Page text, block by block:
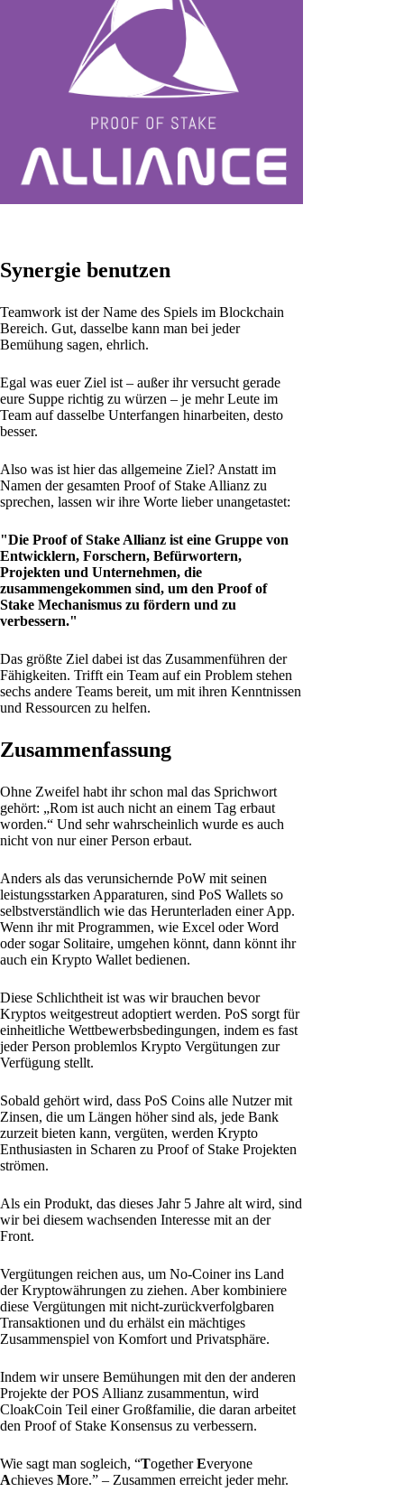
Synergie benutzen
Teamwork ist der Name des Spiels im Blockchain
Bereich. Gut, dasselbe kann man bei jeder
Bemühung sagen, ehrlich.
Egal was euer Ziel ist – außer ihr versucht gerade
eure Suppe richtig zu würzen – je mehr Leute im
Team auf dasselbe Unterfangen hinarbeiten, desto
besser.
Also was ist hier das allgemeine Ziel? Anstatt im
Namen der gesamten Proof of Stake Allianz zu
sprechen, lassen wir ihre Worte lieber unangetastet:
"Die Proof of Stake Allianz ist eine Gruppe von
Entwicklern, Forschern, Befürwortern,
Projekten und Unternehmen, die
zusammengekommen sind, um den Proof of
Stake Mechanismus zu fördern und zu
verbessern."
Das größte Ziel dabei ist das Zusammenführen der
Fähigkeiten. Trifft ein Team auf ein Problem stehen
sechs andere Teams bereit, um mit ihren Kenntnissen
und Ressourcen zu helfen.
Zusammenfassung
Ohne Zweifel habt ihr schon mal das Sprichwort
gehört: „Rom ist auch nicht an einem Tag erbaut
worden.“ Und sehr wahrscheinlich wurde es auch
nicht von nur einer Person erbaut.
Anders als das verunsichernde PoW mit seinen
leistungsstarken Apparaturen, sind PoS Wallets so
selbstverständlich wie das Herunterladen einer App.
Wenn ihr mit Programmen, wie Excel oder Word
oder sogar Solitaire, umgehen könnt, dann könnt ihr
auch ein Krypto Wallet bedienen.
Diese Schlichtheit ist was wir brauchen bevor
Kryptos weitgestreut adoptiert werden. PoS sorgt für
einheitliche Wettbewerbsbedingungen, indem es fast
jeder Person problemlos Krypto Vergütungen zur
Verfügung stellt.
Sobald gehört wird, dass PoS Coins alle Nutzer mit
Zinsen, die um Längen höher sind als, jede Bank
zurzeit bieten kann, vergüten, werden Krypto
Enthusiasten in Scharen zu Proof of Stake Projekten
strömen.
Als ein Produkt, das dieses Jahr 5 Jahre alt wird, sind
wir bei diesem wachsenden Interesse mit an der
Front.
Vergütungen reichen aus, um No-Coiner ins Land
der Kryptowährungen zu ziehen. Aber kombiniere
diese Vergütungen mit nicht-zurückverfolgbaren
Transaktionen und du erhälst ein mächtiges
Zusammenspiel von Komfort und Privatsphäre.
Indem wir unsere Bemühungen mit den der anderen
Projekte der POS Allianz zusammentun, wird
CloakCoin Teil einer Großfamilie, die daran arbeitet
den Proof of Stake Konsensus zu verbessern.
Wie sagt man sogleich, “TogetherEveryone
Achieves More.” – Zusammen erreicht jeder mehr.